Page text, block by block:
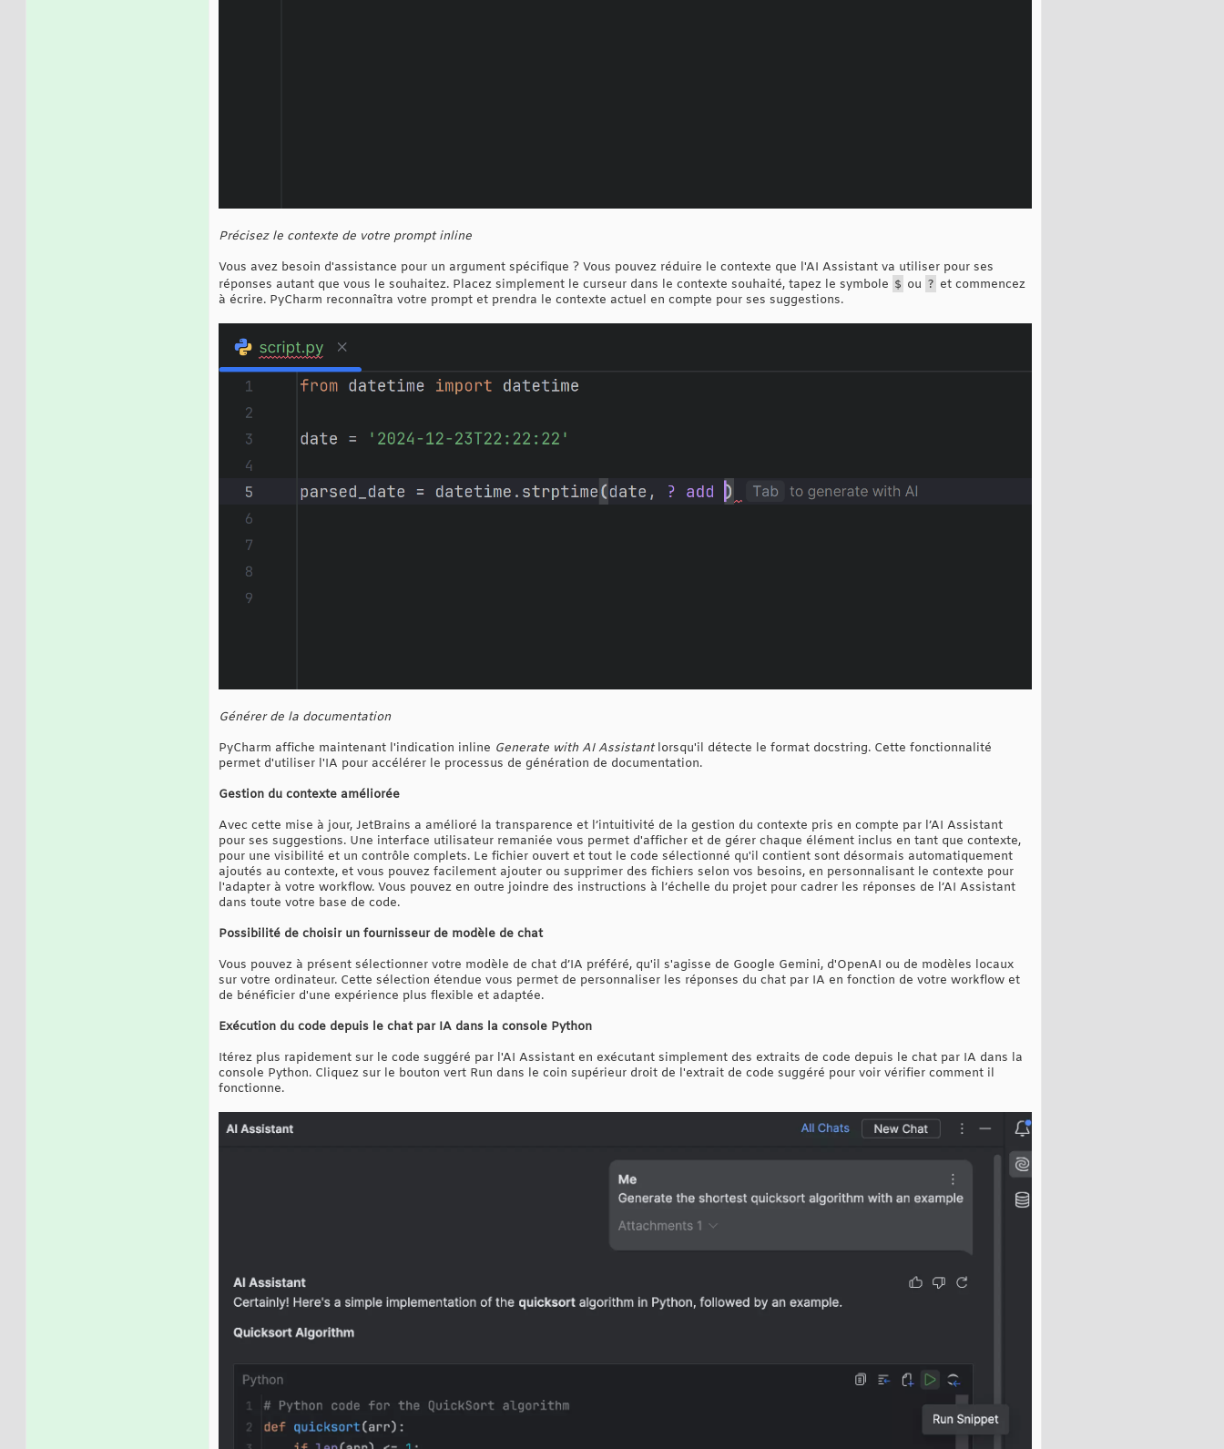
Précisez le contexte de votre prompt inline
Vous avez besoin d'assistance pour un argument spécifique ? Vous pouvez réduire le contexte que l'AI Assistant va utiliser pour ses
réponses autant que vous le souhaitez. Placez simplement le curseur dans le contexte souhaité, tapez le symbole $ ou ? et commencez
à écrire. PyCharm reconnaîtra votre prompt et prendra le contexte actuel en compte pour ses suggestions.
Générer de la documentation
PyCharm affiche maintenant l'indication inline Generate with AI Assistantlorsqu'il détecte le format docstring. Cette fonctionnalité
permet d'utiliser l'IA pour accélérer le processus de génération de documentation.
Gestion du contexte améliorée
Avec cette mise à jour, JetBrains a amélioré la transparence et l’intuitivité de la gestion du contexte pris en compte par l’AI Assistant
pour ses suggestions. Une interface utilisateur remaniée vous permet d'afficher et de gérer chaque élément inclus en tant que contexte,
pour une visibilité et un contrôle complets. Le fichier ouvert et tout le code sélectionné qu'il contient sont désormais automatiquement
ajoutés au contexte, et vous pouvez facilement ajouter ou supprimer des fichiers selon vos besoins, en personnalisant le contexte pour
l'adapter à votre workflow. Vous pouvez en outre joindre des instructions à l’échelle du projet pour cadrer les réponses de l’AI Assistant
dans toute votre base de code.
Possibilité de choisir un fournisseur de modèle de chat
Vous pouvez à présent sélectionner votre modèle de chat d’IA préféré, qu'il s'agisse de Google Gemini, d'OpenAI ou de modèles locaux
sur votre ordinateur. Cette sélection étendue vous permet de personnaliser les réponses du chat par IA en fonction de votre workflow et
de bénéficier d'une expérience plus flexible et adaptée.
Exécution du code depuis le chat par IA dans la console Python
Itérez plus rapidement sur le code suggéré par l'AI Assistant en exécutant simplement des extraits de code depuis le chat par IA dans la
console Python. Cliquez sur le bouton vert Run dans le coin supérieur droit de l'extrait de code suggéré pour voir vérifier comment il
fonctionne.